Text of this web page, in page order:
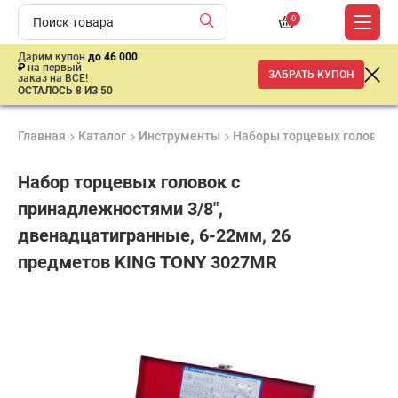
0
Дарим купон до 46 000
₽ на первый
заказ на ВСЕ!
ОСТАЛОСЬ 8 ИЗ 50
ЗАБРАТЬ КУПОН
Главная Каталог Инструменты Наборы торцевых головок
Набор торцевых головок с
принадлежностями 3/8",
двенадцатигранные, 6-22мм, 26
предметов KING TONY 3027MR